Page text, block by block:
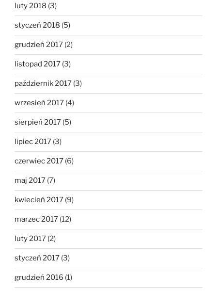
luty 2018 (3)
styczeń 2018 (5)
grudzień 2017 (2)
listopad 2017 (3)
październik 2017 (3)
wrzesień 2017 (4)
sierpień 2017 (5)
lipiec 2017 (3)
czerwiec 2017 (6)
maj 2017 (7)
kwiecień 2017 (9)
marzec 2017 (12)
luty 2017 (2)
styczeń 2017 (3)
grudzień 2016 (1)